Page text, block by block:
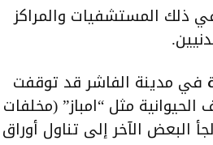
ذلك المستشفيات والمراكز
في مدينة الفاشر قد توقفت
مثل “امباز” (مخلفات
البعض الآخر إلى تناول أوراق